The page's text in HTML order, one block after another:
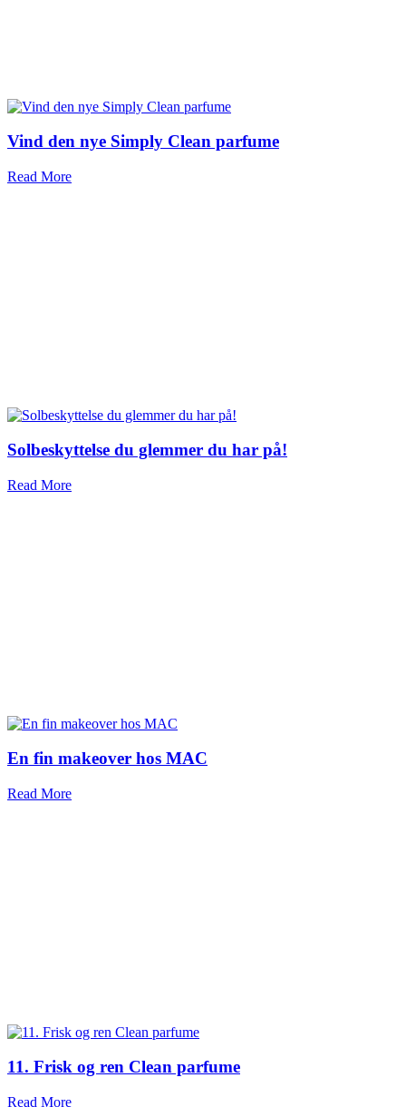
Vind den nye Simply Clean parfume
Read More
Solbeskyttelse du glemmer du har på!
Read More
En fin makeover hos MAC
Read More
11. Frisk og ren Clean parfume
Read More